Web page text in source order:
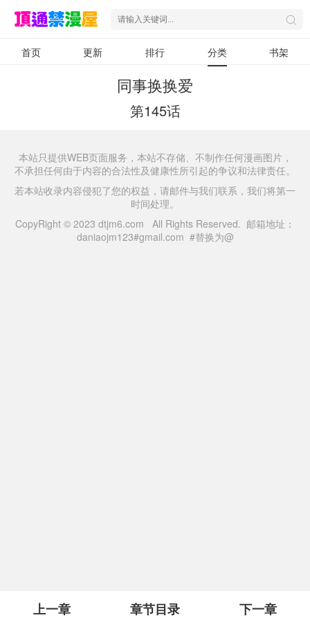
首页 更新 排行 分类 书架
同事换换爱
第145话
上一章 章节目录 下一章
本站只提供WEB页面服务，本站不存储、不制作任何漫画图片，
不承担任何由于内容的合法性及健康性所引起的争议和法律责任。
若本站收录内容侵犯了您的权益，请邮件与我们联系，我们将第一
时间处理。
CopyRight © 2023 dtjm6.com All Rights Reserved. 邮箱地址：
daniaojm123#gmail.com #替换为@